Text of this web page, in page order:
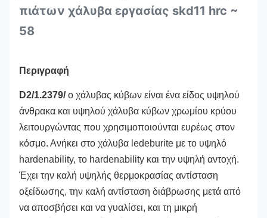
πιάτων χάλυβα εργασίας skd11 hrc ~
58
Περιγραφή
D2/1.2379/ο χάλυβας κύβων είναι ένα είδος υψηλού
άνθρακα και υψηλού χάλυβα κύβων χρωμίου κρύου
λειτουργώντας που χρησιμοποιούνται ευρέως στον
κόσμο. Ανήκει στο χάλυβα ledeburite με το υψηλό
hardenability, το hardenability και την υψηλή αντοχή.
Έχει την καλή υψηλής θερμοκρασίας αντίσταση
οξείδωσης, την καλή αντίσταση διάβρωσης μετά από
να αποσβήσει και να γυαλίσει, και τη μικρή